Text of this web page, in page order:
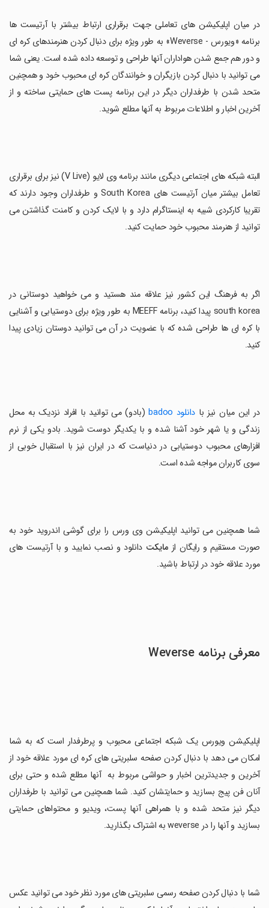
در میان اپلیکیشن های تعاملی جهت برقراری ارتباط بیشتر با آرتیست ها
برنامه «ویورس - Weverse» به طور ویژه برای دنبال کردن هنرمندهای کره ای
و دور هم جمع شدن هواداران آنها طراحی و توسعه داده شده است. یعنی شما
می توانید با دنبال کردن بازیگران و خوانندگان کره ای محبوب خود و همچنین
متحد شدن با طرفداران دیگر در این برنامه پست های حمایتی ساخته و از
آخرین اخبار و اطلاعات مربوط به آنها مطلع شوید.
البته شبکه های اجتماعی دیگری مانند برنامه وی لایو (V Live) نیز برای برقراری
تعامل بیشتر میان آرتیست های South Korea و طرفداران وجود دارند که
تقریبا کارکردی شبیه به اینستاگرام دارد و با لایک کردن و کامنت گذاشتن می
توانید از هنرمند محبوب خود حمایت کنید.
اگر به فرهنگ این کشور نیز علاقه مند هستید و می خواهید دوستانی در
south korea پیدا کنید، برنامه MEEFF به طور ویژه برای دوستیابی و آشنایی
با کره ای ها طراحی شده که با عضویت در آن می توانید دوستان زیادی پیدا
کنید.
در این میان نیز بادانلود badoo
(بادو) می توانید با افراد نزدیک به محل
زندگی و یا شهر خود آشنا شده و با یکدیگر دوست شوید. بادو یکی از نرم
افزارهای محبوب دوستیابی در دنیاست که در ایران نیز با استقبال خوبی از
سوی کاربران مواجه شده است.
شما همچنین می توانید اپلیکیشن وی ورس را برای گوشی اندروید خود به
صورت مستقیم و رایگان از مایکت دانلود و نصب نمایید و با آرتیست های
مورد علاقه خود در ارتباط باشید.
معرفی برنامه Weverse
اپلیکیشن ویورس یک شبکه اجتماعی محبوب و پرطرفدار است که به شما
امکان می دهد با دنبال کردن صفحه سلبریتی های کره ای مورد علاقه خود از
آخرین و جدیدترین اخبار و حواشی مربوط به آنها مطلع شده و حتی برای
آنان فن پیج بسازید و حمایتشان کنید. شما همچنین می توانید با طرفداران
دیگر نیز متحد شده و با همراهی آنها پست، ویدیو و محتواهای حمایتی
بسازید و آنها را در weverse به اشتراک بگذارید.
شما با دنبال کردن صفحه رسمی سلبریتی های مورد نظر خود می توانید عکس